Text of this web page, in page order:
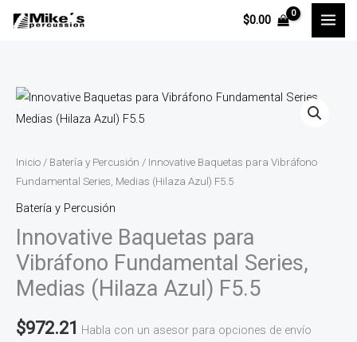
$0.00
Inicio / Batería y Percusión / Innovative Baquetas para Vibráfono
Fundamental Series, Medias (Hilaza Azul) F5.5
Batería y Percusión
Innovative Baquetas para
Vibráfono Fundamental Series,
Medias (Hilaza Azul) F5.5
$972.21 Habla con un asesor para opciones de envío
Innovative
Baquetas
Vibráfono
Fundamental
Series,
Medias
(Hilaza
Azul)
F5.5